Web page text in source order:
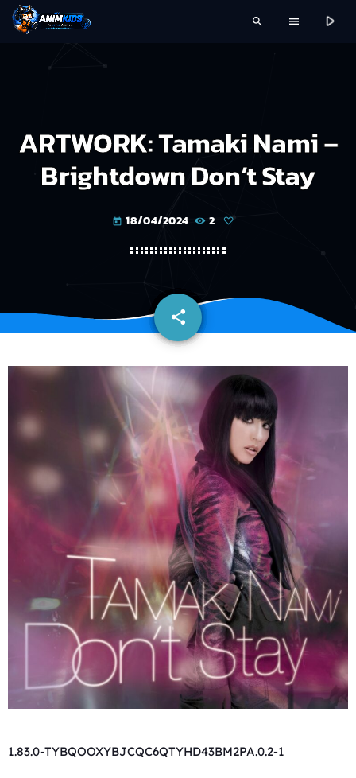
search menu play_arrow
ARTWORK: Tamaki Nami –
Brightdown Don’t Stay
today 18/04/2024 2
share
email
1.83.0-TYBQOOXYBJCQC6QTYHD43BM2PA.0.2-1